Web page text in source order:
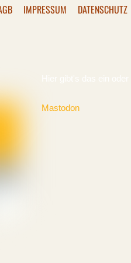
IMPRESSUM DATENSCHUTZ
Mastodon